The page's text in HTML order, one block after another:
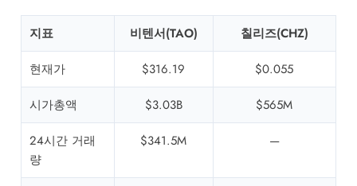
지표 비텐서(TAO) 칠리즈(CHZ)
현재가 $316.19 $0.055
시가총액 $3.03B $565M
24시간 거래
량
$341.5M —